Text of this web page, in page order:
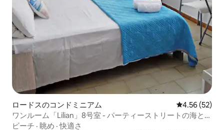
ロードスのコンドミニアム レビュー52
4.56 (52)
ワンルーム「Lilian」8号室 - パーティーストリートの海と夕
日の眺め
ビーチ · 眺め ·快適さ